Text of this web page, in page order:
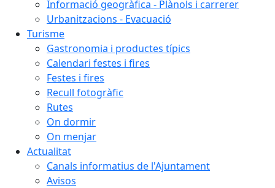
Informació geogràfica - Plànols i carrerer
Urbanitzacions - Evacuació
Turisme
Gastronomia i productes típics
Calendari festes i fires
Festes i fires
Recull fotogràfic
Rutes
On dormir
On menjar
Actualitat
Canals informatius de l'Ajuntament
Avisos